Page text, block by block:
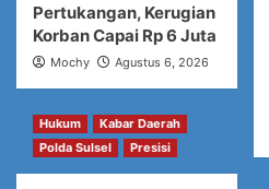
Pertukangan, Kerugian
Korban Capai Rp 6 Juta
Mochy Agustus 6, 2026
Hukum
Kabar Daerah
Polda Sulsel
Presisi